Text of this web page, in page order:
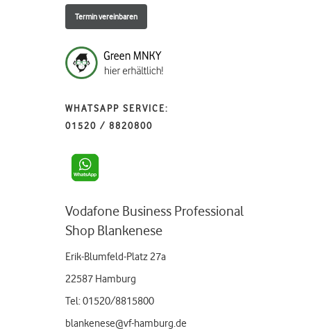
Termin vereinbaren
WHATSAPP SERVICE:
01520 / 8820800
Vodafone Business Professional
Shop Blankenese
Erik-Blumfeld-Platz 27a
22587 Hamburg
Tel: 01520/8815800
blankenese@vf-hamburg.de